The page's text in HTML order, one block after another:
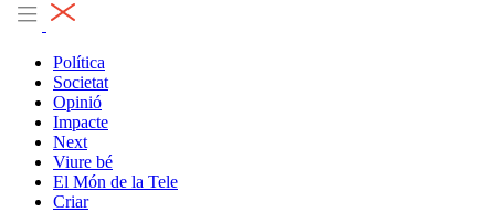
Política
Societat
Opinió
Impacte
Next
Viure bé
El Món de la Tele
Criar